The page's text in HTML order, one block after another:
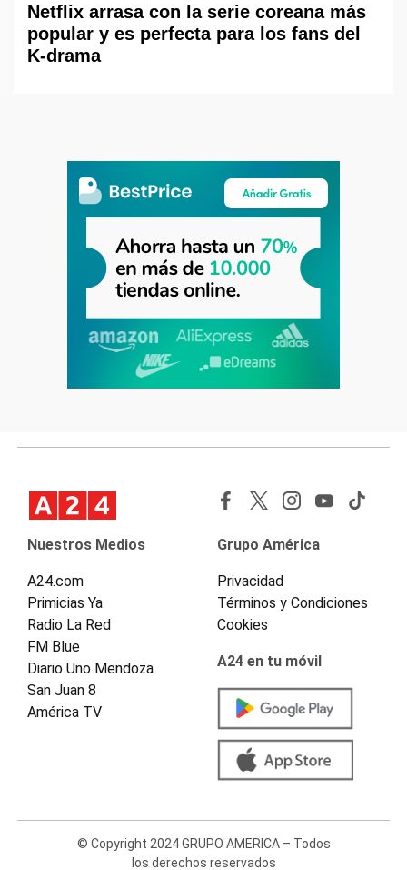
Netflix arrasa con la serie coreana más
popular y es perfecta para los fans del
K-drama
Nuestros Medios
A24.com
Primicias Ya
Radio La Red
FM Blue
Diario Uno Mendoza
San Juan 8
América TV
Grupo América
Privacidad
Términos y Condiciones
Cookies
A24 en tu móvil
© Copyright 2024 GRUPO AMERICA – Todos
los derechos reservados